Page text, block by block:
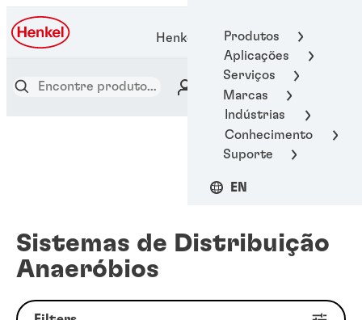
Produtos
Aplicações
Serviços
Marcas
Indústrias
Conhecimento
Suporte
EN
Henkel Adhesive Technologies
Sistemas de Distribuição
Anaeróbios